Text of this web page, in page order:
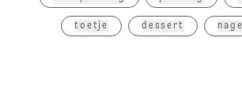
toetje dessert